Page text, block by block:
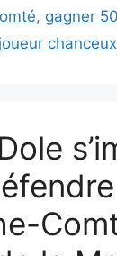
, gagner
joueur chanceux